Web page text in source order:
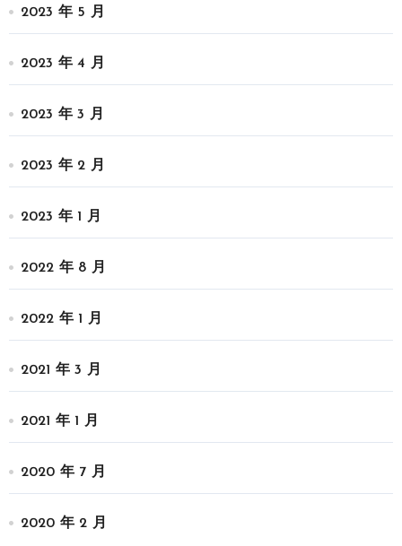
2023 年 5 月
2023 年 4 月
2023 年 3 月
2023 年 2 月
2023 年 1 月
2022 年 8 月
2022 年 1 月
2021 年 3 月
2021 年 1 月
2020 年 7 月
2020 年 2 月